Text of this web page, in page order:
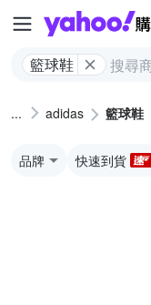
籃球鞋
adidas 籃球鞋
品牌 快速到貨